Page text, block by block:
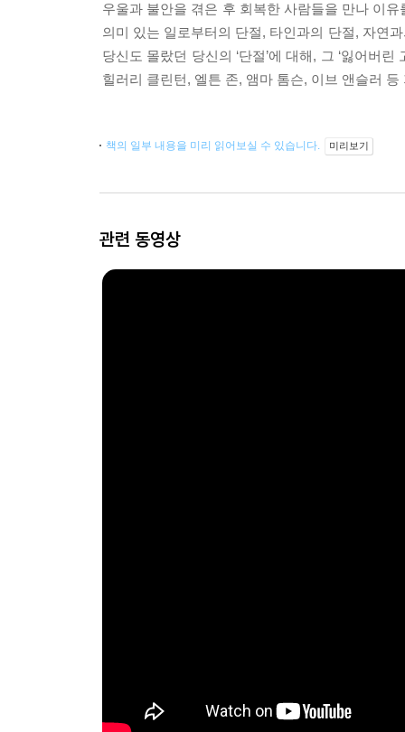
우울과 불안을 겪은 후 회복한 사람들을 만나 이
의미 있는 일로부터의 단절, 타인과의 단절, 자연
당신도 몰랐던 당신의 ‘단절’에 대해, 그 ‘잃어버
힐러리 클린턴, 엘튼 존, 앰마 톰슨, 이브 앤슬러
책의 일부 내용을 미리 읽어보실 수 있습니다. 미리보기
관련 동영상